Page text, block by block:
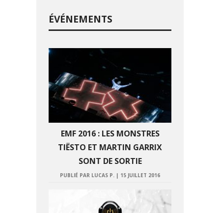
ÉVÉNEMENTS
EMF 2016 : LES MONSTRES
TIËSTO ET MARTIN GARRIX
SONT DE SORTIE
PUBLIÉ PAR LUCAS P. | 15 JUILLET 2016